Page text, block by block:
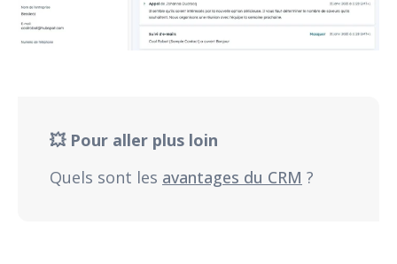
💥 Pour aller plus loin
Quels sont les avantages du CRM ?